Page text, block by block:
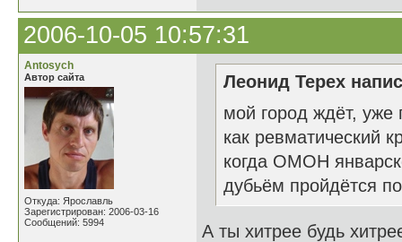
2006-10-05 10:57:31
Antosych
Автор сайта
Откуда: Ярославль
Зарегистрирован: 2006-03-16
Сообщений: 5994
Леонид Терех
мой город ждёт, уже
как ревматический
когда ОМОН
дубьём пройдётся
А ты хитрее будь